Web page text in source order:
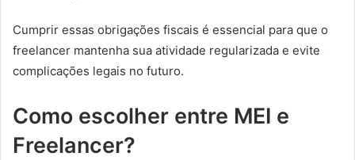
Cumprir essas obrigações fiscais é essencial para que o
freelancer mantenha sua atividade regularizada e evite
complicações legais no futuro.
Como escolher entre MEI e
Freelancer?